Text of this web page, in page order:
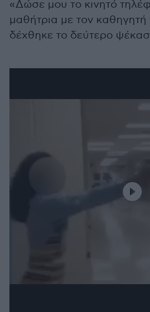
«Δώσε μου το κινητό
μαθήτρια με τον καθηγητή
δέχθηκε το δεύτερο